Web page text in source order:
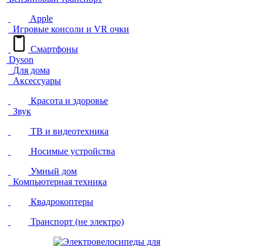
Apple
Игровые консоли и VR очки
Смартфоны
Dyson
Для дома
Аксессуары
Красота и здоровье
Звук
ТВ и видеотехника
Носимые устройства
Умный дом
Компьютерная техника
Квадрокоптеры
Транспорт (не электро)